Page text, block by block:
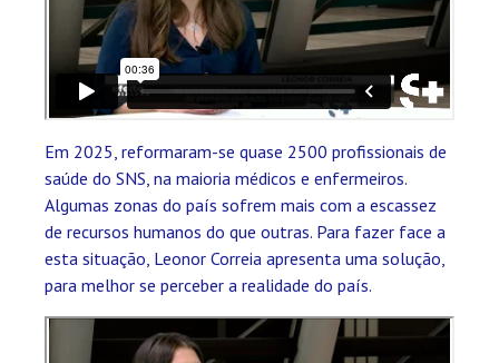
Em 2025, reformaram-se quase 2500 profissionais de
saúde do SNS, na maioria médicos e enfermeiros.
Algumas zonas do país sofrem mais com a escassez
de recursos humanos do que outras. Para fazer face a
esta situação, Leonor Correia apresenta uma solução,
para melhor se perceber a realidade do país.